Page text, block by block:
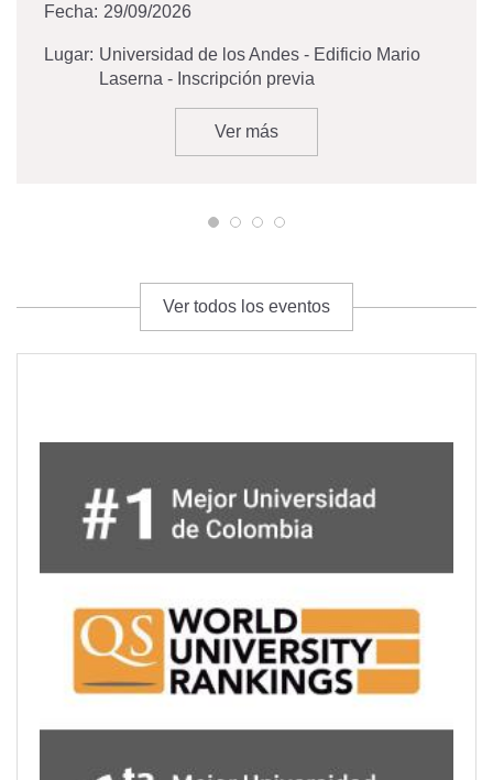
Fecha: 29/09/2026
Lugar: Universidad de los Andes - Edificio Mario
Laserna - Inscripción previa
Ver más
Ver todos los eventos